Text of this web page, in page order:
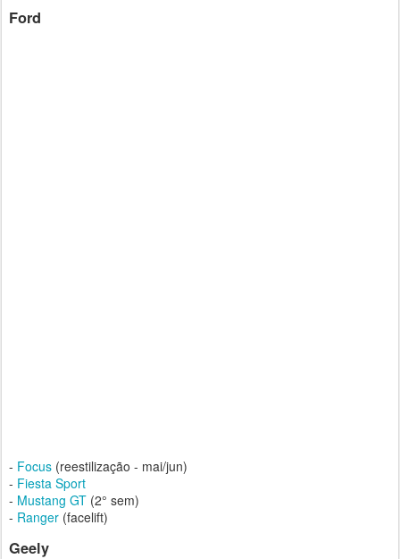
Ford
- Focus (reestilização - mai/jun)
- Fiesta Sport
- Mustang GT (2° sem)
- Ranger (facelift)
Geely